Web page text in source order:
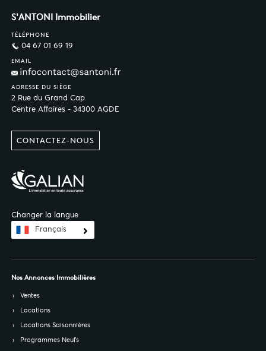
S'ANTONI Immobilier
TÉLÉPHONE
04 67 01 69 19
EMAIL
ADRESSE DU SIÈGE
2 Rue du Grand Cap
Centre Affaires - 34300 AGDE
CONTACTEZ-NOUS
Changer la langue
Français
Nos Annonces Immobilières
Ventes
Locations
Locations Saisonnières
Programmes Neufs